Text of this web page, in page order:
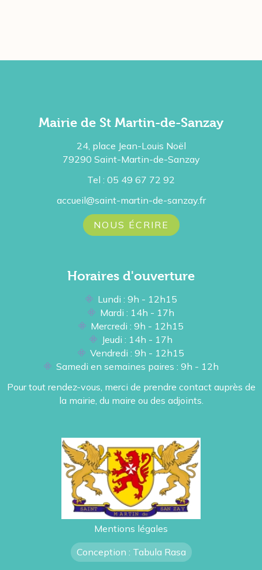
Mairie de St Martin-de-Sanzay
24, place Jean-Louis Noël
79290 Saint-Martin-de-Sanzay
Tel : 05 49 67 72 92
accueil@saint-martin-de-sanzay.fr
NOUS ÉCRIRE
Horaires d'ouverture
Lundi : 9h - 12h15
Mardi : 14h - 17h
Mercredi : 9h - 12h15
Jeudi : 14h - 17h
Vendredi : 9h - 12h15
Samedi en semaines paires : 9h - 12h
Pour tout rendez-vous, merci de prendre contact auprès de
la mairie, du maire ou des adjoints.
Mentions légales
Conception : Tabula Rasa